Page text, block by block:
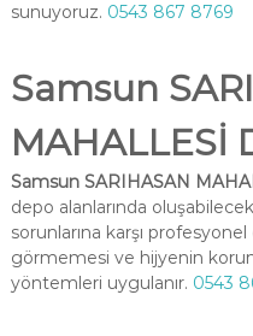
sunuyoruz. 0543 867 8769
Samsun
MAHALLESİ
Samsun SARIHASAN
depo alanlarında
sorunlarına karşı
görmemesi ve hijyenin
yöntemleri uygulanır. 0543